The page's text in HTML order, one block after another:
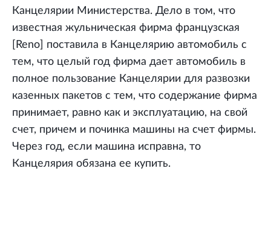
Канцелярии Министерства. Дело в том, что
известная жульническая фирма французская
[Reno] поставила в Канцелярию автомобиль с
тем, что целый год фирма дает автомобиль в
полное пользование Канцелярии для развозки
казенных пакетов с тем, что содержание фирма
принимает, равно как и эксплуатацию, на свой
счет, причем и починка машины на счет фирмы.
Через год, если машина исправна, то
Канцелярия обязана ее купить.